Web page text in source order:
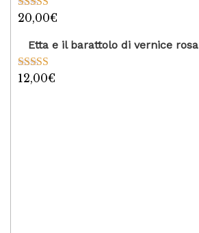
Valutato
20,00€
Etta e il barattolo di vernice rosa
Valutato
12,00€